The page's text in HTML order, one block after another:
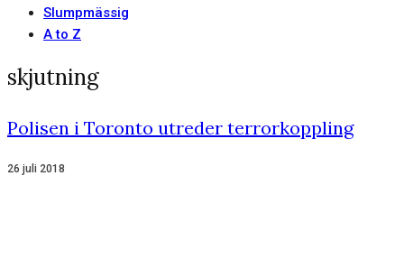
Slumpmässig
A to Z
skjutning
Polisen i Toronto utreder terrorkoppling
26 juli 2018